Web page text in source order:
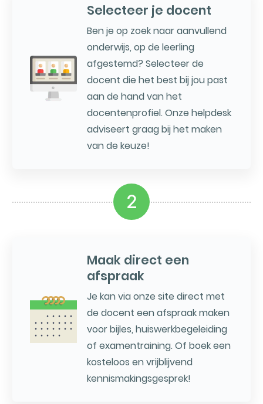
Selecteer je docent
Ben je op zoek naar aanvullend
onderwijs, op de leerling
afgestemd? Selecteer de
docent die het best bij jou past
aan de hand van het
docentenprofiel. Onze helpdesk
adviseert graag bij het maken
van de keuze!
2
Maak direct een
afspraak
Je kan via onze site direct met
de docent een afspraak maken
voor bijles, huiswerkbegeleiding
of examentraining. Of boek een
kosteloos en vrijblijvend
kennismakingsgesprek!